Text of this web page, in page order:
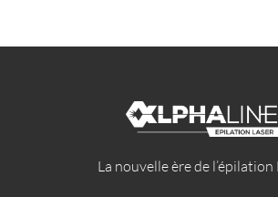
La nouvelle ère de l’épilation